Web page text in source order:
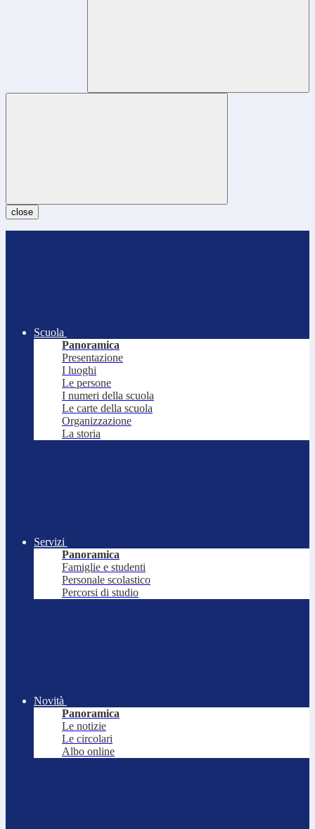
close
Scuola
Panoramica
Presentazione
I luoghi
Le persone
I numeri della scuola
Le carte della scuola
Organizzazione
La storia
Servizi
Panoramica
Famiglie e studenti
Personale scolastico
Percorsi di studio
Novità
Panoramica
Le notizie
Le circolari
Albo online